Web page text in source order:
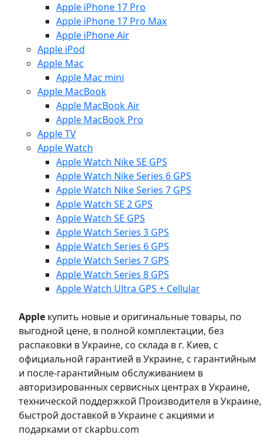
Apple iPhone 17 Pro
Apple iPhone 17 Pro Max
Apple iPhone Air
Apple iPod
Apple Mac
Apple Mac mini
Apple MacBook
Apple MacBook Air
Apple MacBook Pro
Apple TV
Apple Watch
Apple Watch Nike SE GPS
Apple Watch Nike Series 6 GPS
Apple Watch Nike Series 7 GPS
Apple Watch SE 2 GPS
Apple Watch SE GPS
Apple Watch Series 3 GPS
Apple Watch Series 6 GPS
Apple Watch Series 7 GPS
Apple Watch Series 8 GPS
Apple Watch Ultra GPS + Cellular
Apple купить новые и оригинальные товары, по
выгодной цене, в полной комплектации, без
распаковки в Украине, со склада в г. Киев, с
официальной гарантией в Украине, с гарантийным
и после-гарантийным обслуживанием в
авторизированных сервисных центрах в Украине,
технической поддержкой Производителя в Украине,
быстрой доставкой в Украине с акциями и
подарками от ckapbu.com